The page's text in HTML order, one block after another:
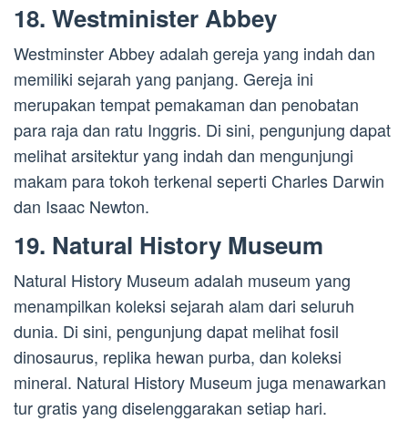
18. Westminister Abbey
Westminster Abbey adalah gereja yang indah dan
memiliki sejarah yang panjang. Gereja ini
merupakan tempat pemakaman dan penobatan
para raja dan ratu Inggris. Di sini, pengunjung dapat
melihat arsitektur yang indah dan mengunjungi
makam para tokoh terkenal seperti Charles Darwin
dan Isaac Newton.
19. Natural History Museum
Natural History Museum adalah museum yang
menampilkan koleksi sejarah alam dari seluruh
dunia. Di sini, pengunjung dapat melihat fosil
dinosaurus, replika hewan purba, dan koleksi
mineral. Natural History Museum juga menawarkan
tur gratis yang diselenggarakan setiap hari.